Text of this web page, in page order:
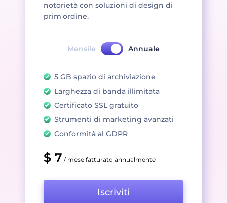
notorietà con soluzioni di design di
prim'ordine.
Mensile Annuale
5 GB spazio di archiviazione
Larghezza di banda illimitata
Certificato SSL gratuito
Strumenti di marketing avanzati
Conformità al GDPR
$ 7 / mese fatturato annualmente
Iscriviti